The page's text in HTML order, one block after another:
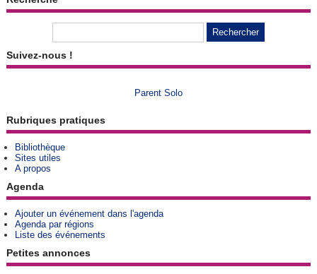
Suivez-nous !
Parent Solo
Rubriques pratiques
Bibliothèque
Sites utiles
A propos
Agenda
Ajouter un événement dans l'agenda
Agenda par régions
Liste des événements
Petites annonces